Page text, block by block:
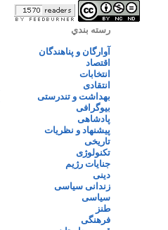
رسته بندي
آوارگان و پناهندگان
اقتصاد
انتخابات
انتقادی
بهداشت و تندرستی
بیوگرافی
پادشاهی
پیشنهاد و نظریات
تاریخی
تکنولوژی
جنایات رژیم
دینی
زندانی سیاسی
سیاسی
طنز
فرهنگی